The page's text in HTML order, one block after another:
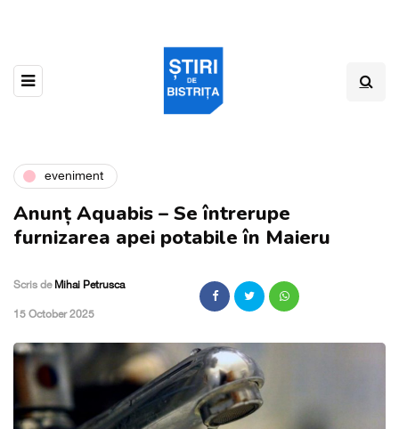
eveniment
Anunț Aquabis – Se întrerupe
furnizarea apei potabile în Maieru
Scris de Mihai Petrusca
,15 October 2025